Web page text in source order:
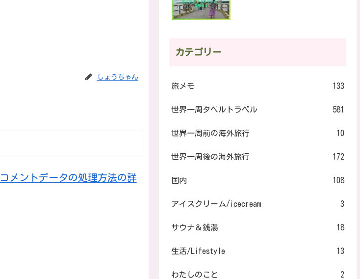
しょうちゃん
コメントデータの処理方法の詳
カテゴリー
旅メモ 133
世界一周タベルトラベル 581
世界一周前の海外旅行 10
世界一周後の海外旅行 172
国内 108
アイスクリーム/icecream 3
サウナ＆銭湯 18
生活/Lifestyle 13
わたしのこと 2